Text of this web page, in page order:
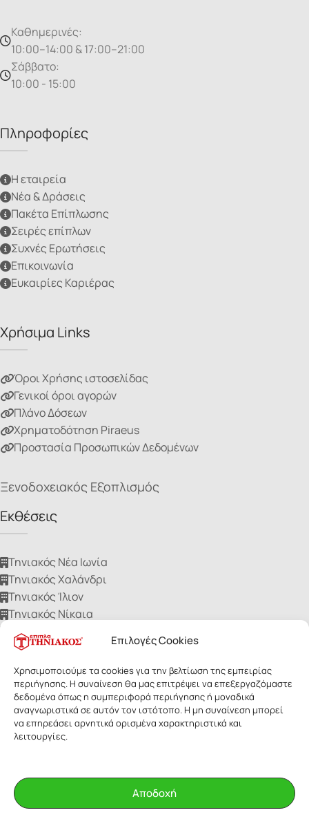
Επιλογές Cookies
Χρησιμοποιούμε τα cookies για την βελτίωση της εμπειρίας
περιήγησης. Η συναίνεση θα μας επιτρέψει να επεξεργαζόμαστε
δεδομένα όπως η συμπεριφορά περιήγησης ή μοναδικά
αναγνωριστικά σε αυτόν τον ιστότοπο. Η μη συναίνεση μπορεί
να επηρεάσει αρνητικά ορισμένα χαρακτηριστικά και
λειτουργίες.
Αποδοχή
Καθημερινές:
10:00–14:00 & 17:00–21:00
Σάββατο:
10:00 - 15:00
Πληροφορίες
Η εταιρεία
Νέα & Δράσεις
Πακέτα Επίπλωσης
Σειρές επίπλων
Συχνές Ερωτήσεις
Επικοινωνία
Ευκαιρίες Καριέρας
Χρήσιμα Links
Όροι Χρήσης ιστοσελίδας
Γενικοί όροι αγορών
Πλάνο Δόσεων
Χρηματοδότηση Piraeus
Προστασία Προσωπικών Δεδομένων
Ξενοδοχειακός Εξοπλισμός
Εκθέσεις
Τηνιακός Νέα Ιωνία
Τηνιακός Χαλάνδρι
Τηνιακός Ίλιον
Τηνιακός Νίκαια
Τηνιακός Ηλιούπολη
ΕΠΙΠΛΑ ΤΗΝΙΑΚΟΣ
- Με επιφύλαξη παντός δικαιώματος. Οι
εικόνες των προϊόντων ανήκουν αποκλειστικά στην Τηνιακός Α.Ε.